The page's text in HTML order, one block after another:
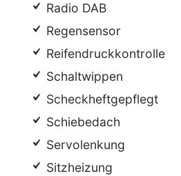
Radio DAB
Regensensor
Reifendruckkontrolle
Schaltwippen
Scheckheftgepflegt
Schiebedach
Servolenkung
Sitzheizung